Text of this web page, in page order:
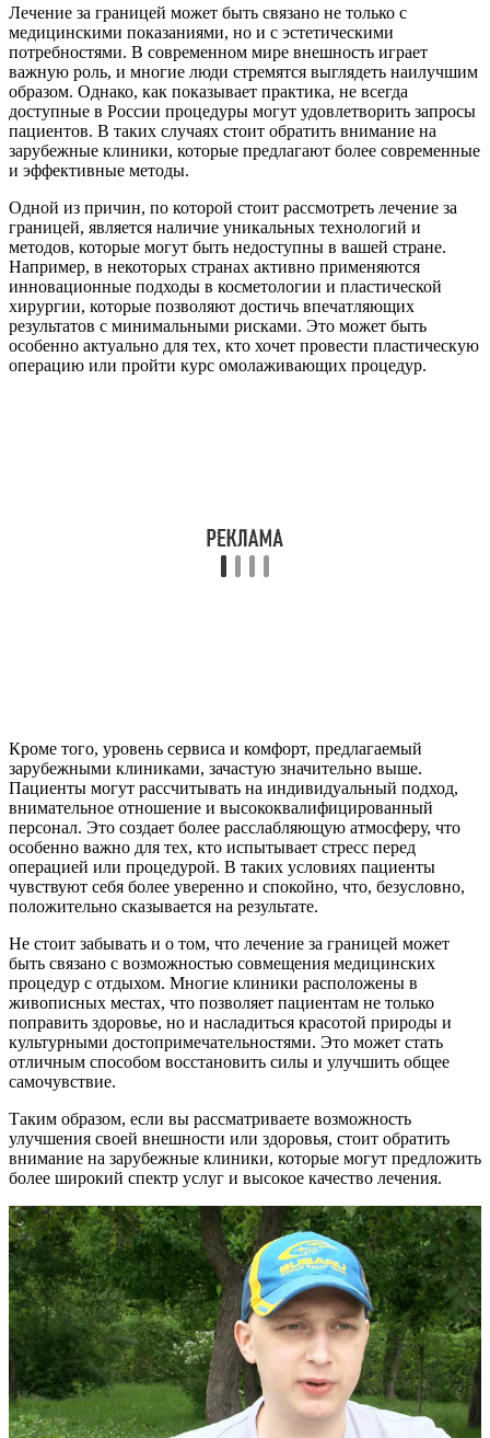
Лечение за границей может быть связано не только с
медицинскими показаниями, но и с эстетическими
потребностями. В современном мире внешность играет
важную роль, и многие люди стремятся выглядеть наилучшим
образом. Однако, как показывает практика, не всегда
доступные в России процедуры могут удовлетворить запросы
пациентов. В таких случаях стоит обратить внимание на
зарубежные клиники, которые предлагают более современные
и эффективные методы.
Одной из причин, по которой стоит рассмотреть лечение за
границей, является наличие уникальных технологий и
методов, которые могут быть недоступны в вашей стране.
Например, в некоторых странах активно применяются
инновационные подходы в косметологии и пластической
хирургии, которые позволяют достичь впечатляющих
результатов с минимальными рисками. Это может быть
особенно актуально для тех, кто хочет провести пластическую
операцию или пройти курс омолаживающих процедур.
Кроме того, уровень сервиса и комфорт, предлагаемый
зарубежными клиниками, зачастую значительно выше.
Пациенты могут рассчитывать на индивидуальный подход,
внимательное отношение и высококвалифицированный
персонал. Это создает более расслабляющую атмосферу, что
особенно важно для тех, кто испытывает стресс перед
операцией или процедурой. В таких условиях пациенты
чувствуют себя более уверенно и спокойно, что, безусловно,
положительно сказывается на результате.
Не стоит забывать и о том, что лечение за границей может
быть связано с возможностью совмещения медицинских
процедур с отдыхом. Многие клиники расположены в
живописных местах, что позволяет пациентам не только
поправить здоровье, но и насладиться красотой природы и
культурными достопримечательностями. Это может стать
отличным способом восстановить силы и улучшить общее
самочувствие.
Таким образом, если вы рассматриваете возможность
улучшения своей внешности или здоровья, стоит обратить
внимание на зарубежные клиники, которые могут предложить
более широкий спектр услуг и высокое качество лечения.